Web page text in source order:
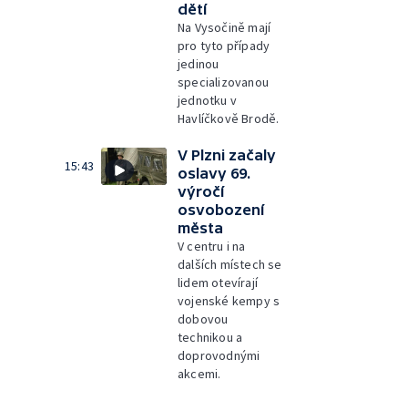
dětí
Na Vysočině mají
pro tyto případy
jedinou
specializovanou
jednotku v
Havlíčkově Brodě.
15:43
V Plzni začaly
oslavy 69.
výročí
osvobození
města
V centru i na
dalších místech se
lidem otevírají
vojenské kempy s
dobovou
technikou a
doprovodnými
akcemi.